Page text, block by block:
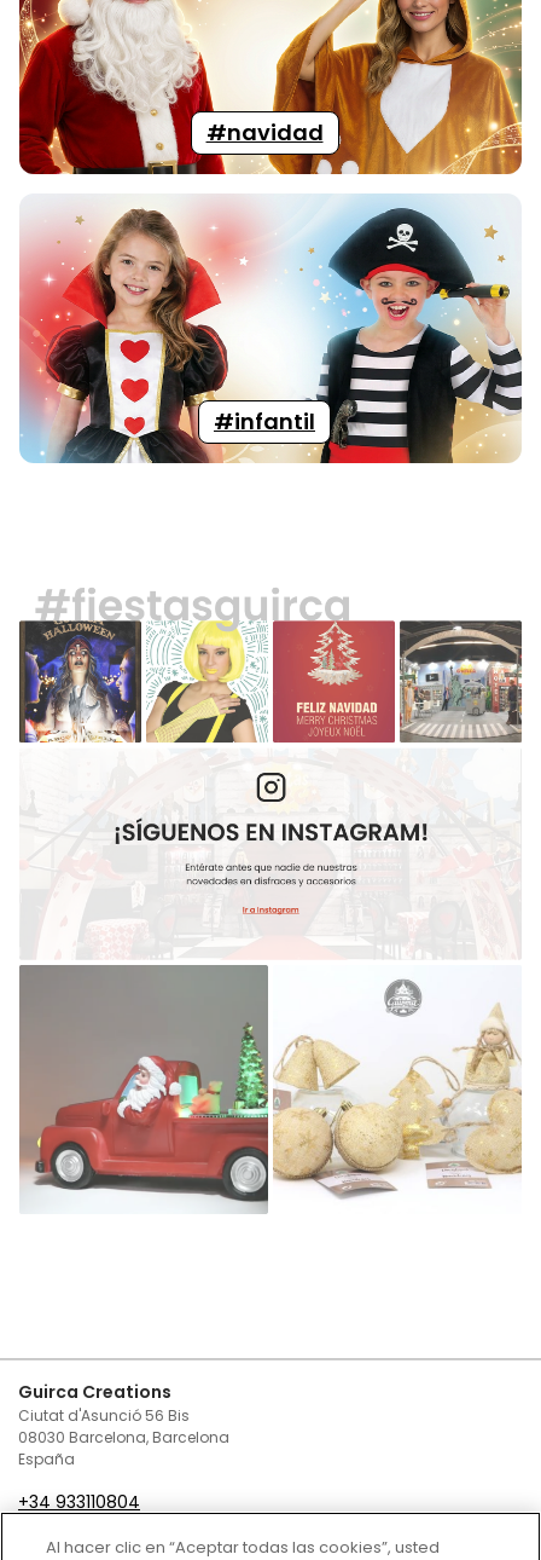
#navidad
#infantil
Guirca Creations
Ciutat d'Asunció 56 Bis
08030 Barcelona, Barcelona
España
+34 933110804
infoguirca@guirca.com
Al hacer clic en “Aceptar todas las cookies”, usted